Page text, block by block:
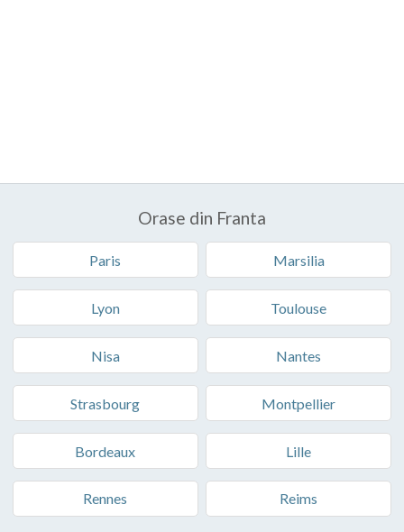
Orase din Franta
Paris Marsilia
Lyon Toulouse
Nisa Nantes
Strasbourg Montpellier
Bordeaux Lille
Rennes Reims